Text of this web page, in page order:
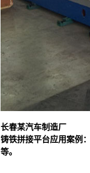
长春某汽车制造厂
铸铁拼接平台应用案例
等。